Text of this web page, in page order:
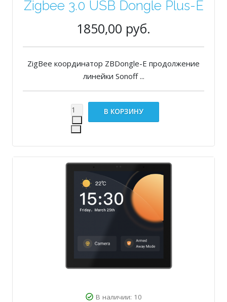
Zigbee 3.0 USB Dongle Plus-E
1850,00 руб.
ZigBee координатор ZBDongle-E продолжение
линейки Sonoff ...
В наличии: 10